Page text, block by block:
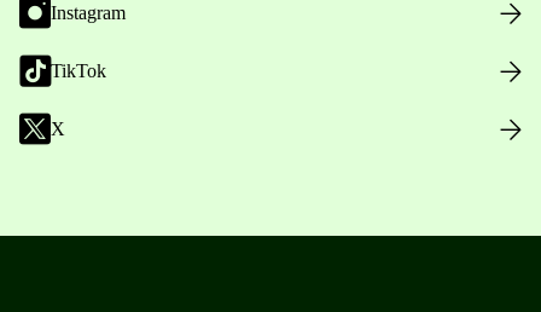
Instagram
TikTok
X